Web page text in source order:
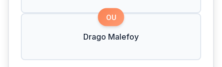
OU
Drago Malefoy